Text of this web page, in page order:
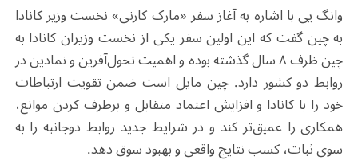
وانگ یی با اشاره به آغاز سفر «مارک کارنی» نخست ‌وزیر کانادا
به چین گفت که این اولین سفر یکی از نخست ‌وزیران کانادا به
چین ظرف ۸ سال گذشته بوده و اهمیت تحول‌آفرین و نمادین در
روابط دو کشور دارد. چین مایل است ضمن تقویت ارتباطات
خود را با کانادا و افزایش اعتماد متقابل و برطرف کردن موانع،
همکاری را عمیق‌تر کند و در شرایط جدید روابط دوجانبه را به
سوی ثبات، کسب نتایج واقعی و بهبود سوق دهد.